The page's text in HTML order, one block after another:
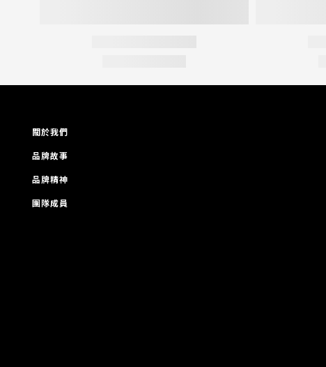
關於我們
品牌故事
品牌精神
團隊成員